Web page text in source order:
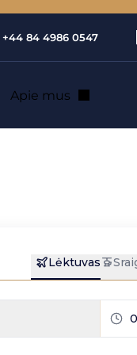
+44 84 4986 0547
Apie mus